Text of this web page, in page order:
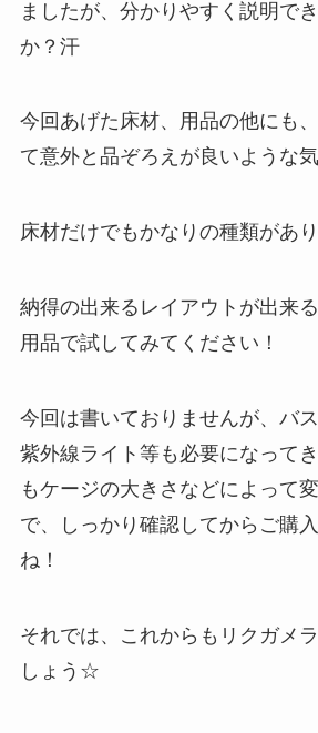
ましたが、分かりやすく説明で
か？汗
今回あげた床材、用品の他にも
て意外と品ぞろえが良いような
床材だけでもかなりの種類があり
納得の出来るレイアウトが出来
用品で試してみてください！
今回は書いておりませんが、バ
紫外線ライト等も必要になって
もケージの大きさなどによって
で、しっかり確認してからご購
ね！
それでは、これからもリクガメ
しょう☆